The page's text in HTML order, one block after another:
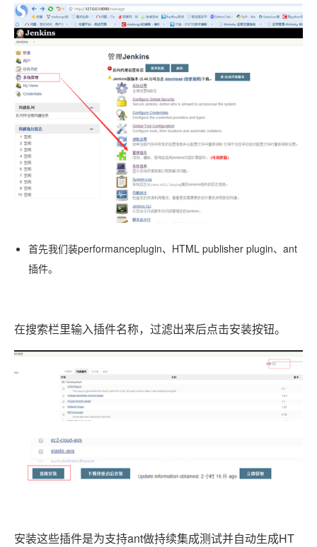
首先我们装performanceplugin、 HTML publisher plugin、 ant
插件。
在搜索栏里输入插件名称，过滤出来后点击安装按钮。
安装这些插件是为支持ant做持续集成测试并自动生成HT